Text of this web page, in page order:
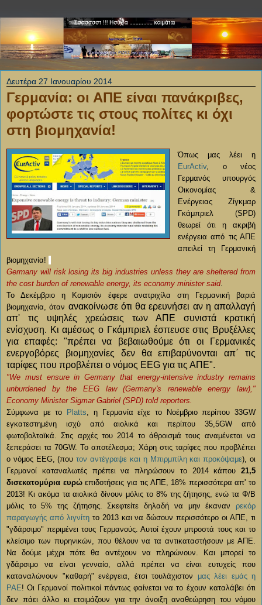
Δευτέρα 27 Ιανουαρίου 2014
Γερμανία: οι ΑΠΕ είναι πανάκριβες,
φορτώστε τις στους πολίτες κι όχι
στη βιομηχανία!
Όπως μας λέει η
EurActiv, ο νέος
Γερμανός υπουργός
Οικονομίας &
Ενέργειας Ζίγκμαρ
Γκάμπριελ (SPD)
θεωρεί ότι η ακριβή
ενέργεια από τις ΑΠΕ
απειλεί τη Γερμανική
βιομηχανία!
Germany will risk losing its big industries unless they are sheltered from
the cost burden of renewable energy, its economy minister said.
Το Δεκέμβριο η Κομισιόν έφερε ανατριχίλα στη Γερμανική βαριά
βιομηχανία, όταν ανακοίνωσε ότι θα ερευνήσει αν η απαλλαγή
απ' τις υψηλές χρεώσεις των ΑΠΕ συνιστά κρατική
ενίσχυση. Κι αμέσως ο Γκάμπριελ έσπευσε στις Βρυξέλλες
για επαφές: "πρέπει να βεβαιωθούμε ότι οι Γερμανικές
ενεργοβόρες βιομηχανίες δεν θα επιβαρύνονται απ΄ τις
ταρίφες που προβλέπει ο νόμος EEG για τις ΑΠΕ".
"We must ensure in Germany that energy-intensive industry remains
unburdened by the EEG law (Germany's renewable energy law),"
Economy Minister Sigmar Gabriel (SPD) told reporters.
Σύμφωνα με το
Platts, η Γερμανία είχε το Νοέμβριο περίπου 33GW
εγκατεστημένη ισχύ από αιολικά και περίπου 35,5GW από
φωτοβολταϊκά. Στις αρχές του 2014 το άθροισμά τους αναμένεται να
ξεπεράσει τα 70GW. Το αποτέλεσμα; Χάρη στις ταρίφες που προβλέπει
ο νόμος EEG, (πουτον αντέγραψε και η Μπιρμπίλη και προκόψαμε), οι
Γερμανοί καταναλωτές πρέπει να πληρώσουν το 2014 κάπου 21,5
δισεκατομύρια ευρώεπιδοτήσεις για τις ΑΠΕ, 18% περισσότερα απ' το
2013! Κι ακόμα τα αιολικά δίνουν μόλις το 8% της ζήτησης, ενώ τα Φ/Β
μόλις το 5% της ζήτησης. Σκεφτείτε δηλαδή να μην έκαναν ρεκόρ
παραγωγής από λιγνίτητο 2013 και να δώσουν περισσότερο οι ΑΠΕ, τι
"γδάρσιμο" περιμένει τους Γερμανούς. Αυτοί έχουν μπροστά τους και το
κλείσιμο των πυρηνικών, που θέλουν να τα αντικαταστήσουν με ΑΠΕ.
Να δούμε μέχρι πότε θα αντέχουν να πληρώνουν. Και μπορεί το
γδάρσιμο να είναι γενναίο, αλλά πρέπει να είναι ευτυχείς που
καταναλώνουν "καθαρή" ενέργεια, έτσι τουλάχιστον μας λέει εμάς η
ΡΑΕ! Οι Γερμανοί πολιτικοί πάντως φαίνεται να το έχουν καταλάβει ότι
δεν πάει άλλο κι ετοιμάζουν για την άνοιξη αναθεώρηση του νόμου